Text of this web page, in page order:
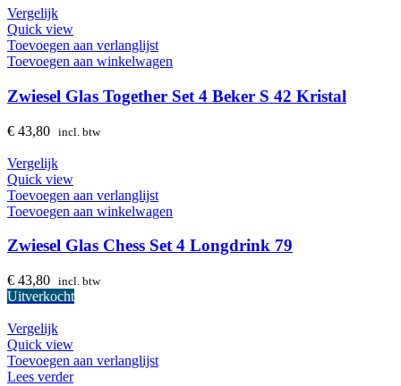
Vergelijk
Quick view
Toevoegen aan verlanglijst
Toevoegen aan winkelwagen
Zwiesel Glas Together Set 4 Beker S 42 Kristal
€ 43,80 incl. btw
Vergelijk
Quick view
Toevoegen aan verlanglijst
Toevoegen aan winkelwagen
Zwiesel Glas Chess Set 4 Longdrink 79
€ 43,80 incl. btw
Uitverkocht
Vergelijk
Quick view
Toevoegen aan verlanglijst
Lees verder